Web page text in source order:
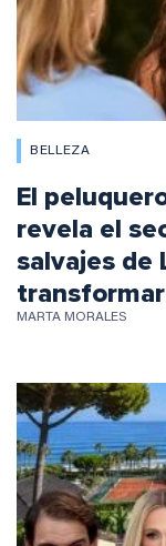
BELLEZA
El
revela el
salvajes de
MARTA MORALES